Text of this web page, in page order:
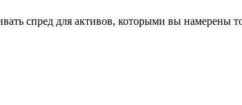
спред для активов, которыми вы намерены